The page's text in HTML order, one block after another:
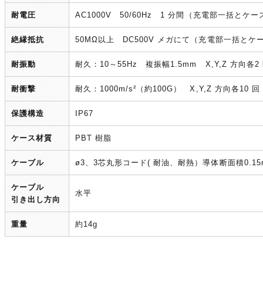
耐電圧 AC1000V 50/60Hz 1 分間（充電部一括とケー
絶縁抵抗 50MΩ以上 DC500V メガにて（充電部一括とケ
耐振動 耐久：10～55Hz 複振幅1.5mm X,Y,Z 方向各2
耐衝撃 耐久：1000m/s²（約100G） X,Y,Z 方向各10 回
保護構造 IP67
ケース材質 PBT 樹脂
ケーブル ø3、3芯丸形コード( 耐油、耐熱）導体断面積
ケーブル
引き出し方向
水平
重量 約14g